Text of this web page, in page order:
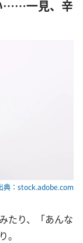
……一見、辛
典：stock.adobe.com
たり、「あんな
。